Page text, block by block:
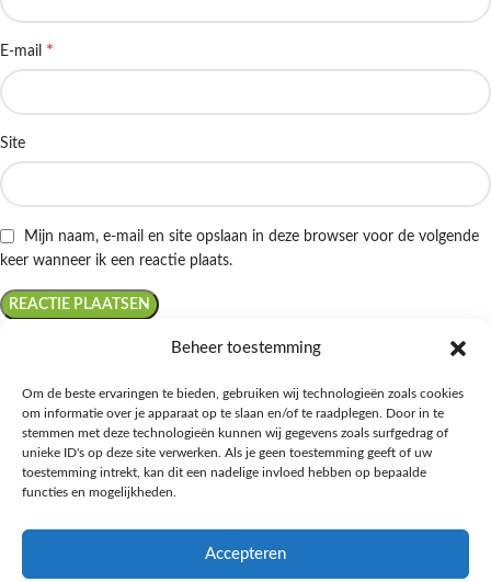
Beheer toestemming
Om de beste ervaringen te bieden, gebruiken wij technologieën zoals cookies
om informatie over je apparaat op te slaan en/of te raadplegen. Door in te
stemmen met deze technologieën kunnen wij gegevens zoals surfgedrag of
unieke ID's op deze site verwerken. Als je geen toestemming geeft of uw
toestemming intrekt, kan dit een nadelige invloed hebben op bepaalde
functies en mogelijkheden.
Accepteren
E-mail *
Site
Mijn naam, e-mail en site opslaan in deze browser voor de volgende
keer wanneer ik een reactie plaats.
Ontdek de beste keto-vriendelijke keuzes van Albert Heijn, verrijk je
kennis met onze diepgaande blogs over het keto-dieet, en deel jouw
favoriete keto recepten in onze bruisende online gemeenschap!